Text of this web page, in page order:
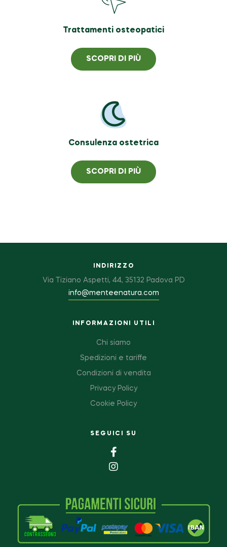
Trattamenti osteopatici
SCOPRI DI PIÙ
Consulenza ostetrica
SCOPRI DI PIÙ
INDIRIZZO
Via Tiziano Aspetti, 44, 35132 Padova PD
info@menteenatura.com
INFORMAZIONI UTILI
Chi siamo
Spedizioni e tariffe
Condizioni di vendita
Privacy Policy
Cookie Policy
SEGUICI SU